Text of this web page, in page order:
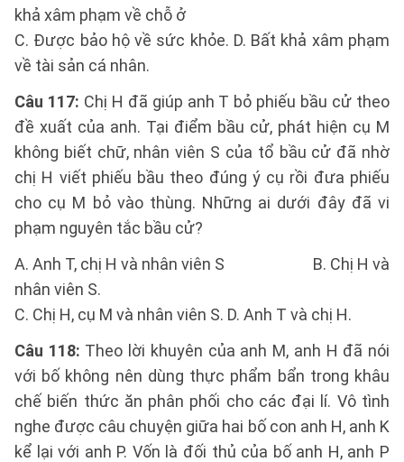
khả xâm phạm về chỗ ở
C. Được bảo hộ về sức khỏe. D. Bất khả xâm phạm
về tài sản cá nhân.
Câu 117: Chị H đã giúp anh T bỏ phiếu bầu cử theo
đề xuất của anh. Tại điểm bầu cử, phát hiện cụ M
không biết chữ, nhân viên S của tổ bầu cử đã nhờ
chị H viết phiếu bầu theo đúng ý cụ rồi đưa phiếu
cho cụ M bỏ vào thùng. Những ai dưới đây đã vi
phạm nguyên tắc bầu cử?
A. Anh T, chị H và nhân viên S B. Chị H và
nhân viên S.
C. Chị H, cụ M và nhân viên S. D. Anh T và chị H.
Câu 118: Theo lời khuyên của anh M, anh H đã nói
với bố không nên dùng thực phẩm bẩn trong khâu
chế biến thức ăn phân phối cho các đại lí. Vô tình
nghe được câu chuyện giữa hai bố con anh H, anh K
kể lại với anh P. Vốn là đối thủ của bố anh H, anh P